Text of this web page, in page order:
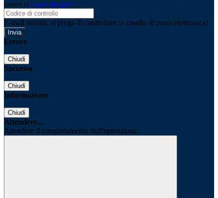
tramite la Login Spaggiari
E-mail inviata, si prega di controllare la casella di posta elettronica!
Errore
Chiudi
Successo
Chiudi
Informazione
Chiudi
Attendere...
Attendere il completamento dell'operazione...